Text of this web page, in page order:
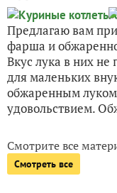
Предлагаю вам
фарша и
Вкус лука в них не
для маленьких
обжаренным
удовольствием.
Смотрите все
Смотреть все